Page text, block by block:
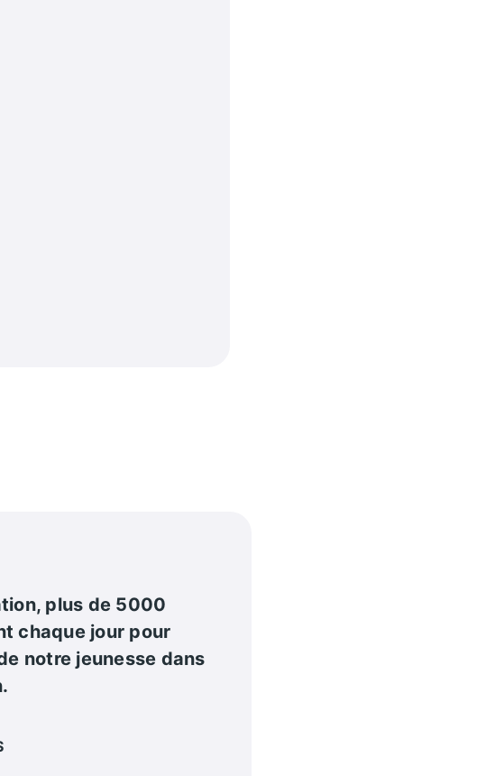
plus de 5000
chaque jour pour
notre jeunesse dans